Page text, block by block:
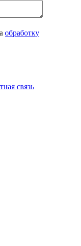
обработку
связь